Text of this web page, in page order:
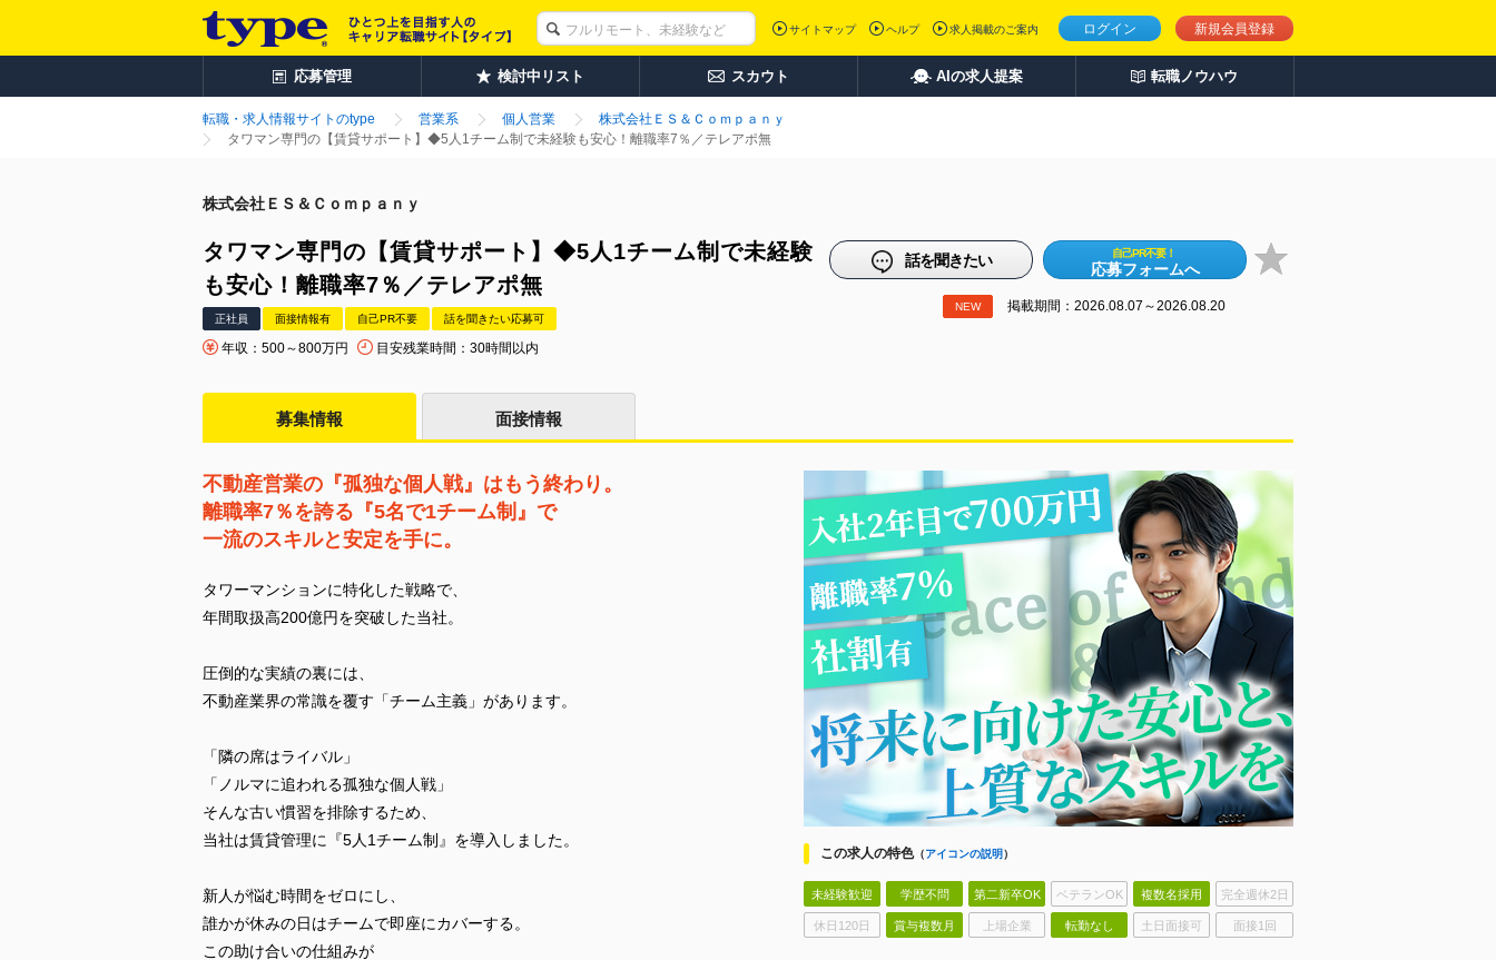
ログイン 新規会員登録
サイトマップ ヘルプ 求人掲載のご案内
応募管理 検討中リスト スカウト AIの求人提案 転職ノウハウ
転職・求人情報サイトのtype 営業系 個人営業
株式会社ＥＳ＆Ｃｏｍｐａｎｙ
タワマン専門の【賃貸サポート】◆5人1チーム制で未経験も安心！離職率7％／テレアポ無
株式会社ＥＳ＆Ｃｏｍｐａｎｙ
タワマン専門の【賃貸サポート】◆5人1チーム制で未経験
も安心！離職率7％／テレアポ無
正社員 面接情報有 自己PR不要 話を聞きたい応募可
年収：500～800万円 目安残業時間：30時間以内
話を聞きたい 自己PR不要！
応募フォームへ
NEW 掲載期間：2026.08.07～2026.08.20
募集情報 面接情報
この求人の特色（アイコンの説明）
未経験歓迎 学歴不問 第二新卒OK ベテランOK 複数名採用 完全週休2日
休日120日 賞与複数月 上場企業 転勤なし 土日面接可 面接1回
不動産営業の『孤独な個人戦』はもう終わり。
離職率7％を誇る『5名で1チーム制』で
一流のスキルと安定を手に。
タワーマンションに特化した戦略で、
年間取扱高200億円を突破した当社。
圧倒的な実績の裏には、
不動産業界の常識を覆す「チーム主義」があります。
「隣の席はライバル」
「ノルマに追われる孤独な個人戦」
そんな古い慣習を排除するため、
当社は賃貸管理に『5人1チーム制』を導入しました。
新人が悩む時間をゼロにし、
誰かが休みの日はチームで即座にカバーする。
この助け合いの仕組みが